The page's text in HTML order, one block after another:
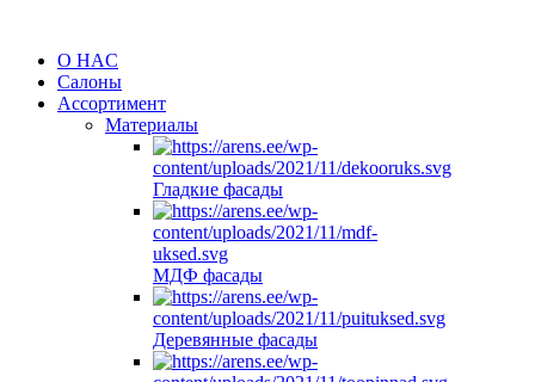
O HAC
Салоны
Ассортимент
Материалы
Гладкие фасады
МДФ фасады
Деревянные фасады